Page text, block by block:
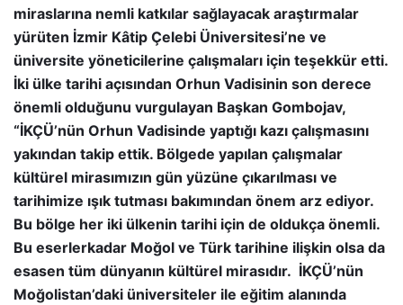
miraslarına nemli katkılar sağlayacak araştırmalar
yürüten İzmir Kâtip Çelebi Üniversitesi’ne ve
üniversite yöneticilerine çalışmaları için teşekkür etti.
İki ülke tarihi açısından Orhun Vadisinin son derece
önemli olduğunu vurgulayan Başkan Gombojav,
“İKÇÜ’nün Orhun Vadisinde yaptığı kazı çalışmasını
yakından takip ettik. Bölgede yapılan çalışmalar
kültürel mirasımızın gün yüzüne çıkarılması ve
tarihimize ışık tutması bakımından önem arz ediyor.
Bu bölge her iki ülkenin tarihi için de oldukça önemli.
Bu eserlerkadar Moğol ve Türk tarihine ilişkin olsa da
esasen tüm dünyanın kültürel mirasıdır. İKÇÜ’nün
Moğolistan’daki üniversiteler ile eğitim alanında